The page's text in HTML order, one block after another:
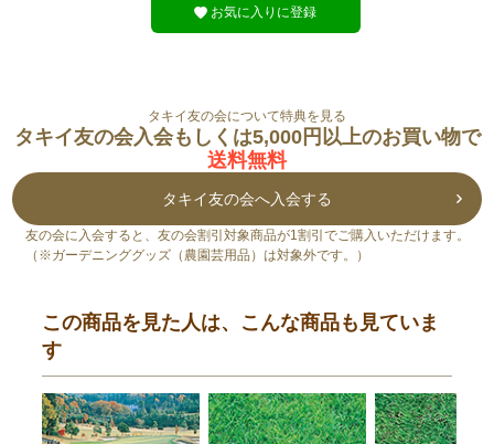
お気に入りに登録
タキイ友の会について特典を見る
タキイ友の会入会もしくは5,000円以上のお買い物で
送料無料
タキイ友の会へ入会する
友の会に入会すると、友の会割引対象商品が1割引でご購入いただけます。
（※ガーデニンググッズ（農園芸用品）は対象外です。）
この商品を見た人は、こんな商品も見ていま
す